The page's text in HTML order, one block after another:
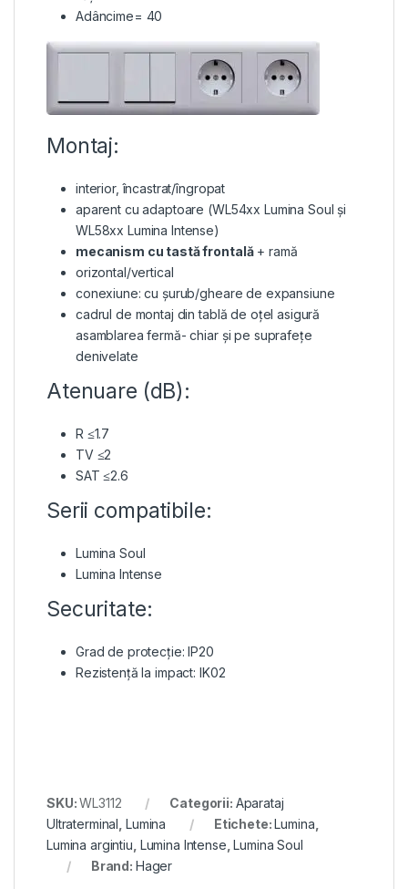
Adâncime= 40
Montaj:
interior, încastrat/îngropat
aparent cu adaptoare (WL54xx Lumina Soul și
WL58xx Lumina Intense)
mecanism cu tastă frontală+ ramă
orizontal/vertical
conexiune: cu șurub/gheare de expansiune
cadrul de montaj din tablă de oțel asigură
asamblarea fermă- chiar și pe suprafețe
denivelate
Atenuare (dB):
R ≤1.7
TV ≤2
SAT ≤2.6
Serii compatibile:
Lumina Soul
Lumina Intense
Securitate:
Grad de protecție: IP20
Rezistență la impact: IK02
SKU:WL3112 Categorii: Aparataj
Ultraterminal Lumina Etichete:Lumina
Lumina argintiu Lumina Intense ,Lumina Soul
Brand: Hager